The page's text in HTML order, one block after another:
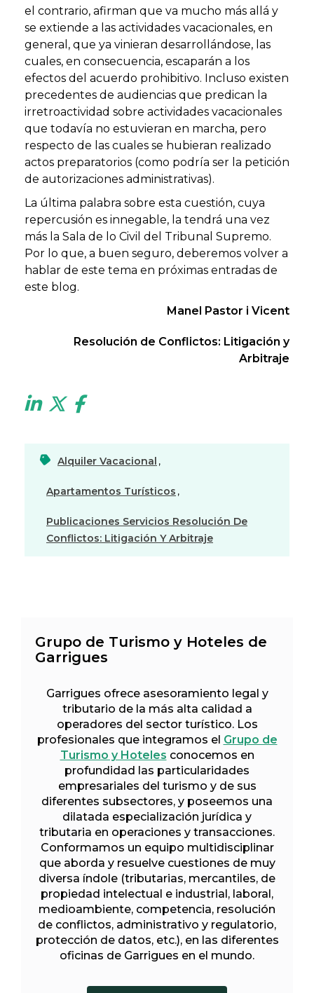
el contrario, afirman que va mucho más allá y
se extiende a las actividades vacacionales, en
general, que ya vinieran desarrollándose, las
cuales, en consecuencia, escaparán a los
efectos del acuerdo prohibitivo. Incluso existen
precedentes de audiencias que predican la
irretroactividad sobre actividades vacacionales
que todavía no estuvieran en marcha, pero
respecto de las cuales se hubieran realizado
actos preparatorios (como podría ser la petición
de autorizaciones administrativas).
La última palabra sobre esta cuestión, cuya
repercusión es innegable, la tendrá una vez
más la Sala de lo Civil del Tribunal Supremo.
Por lo que, a buen seguro, deberemos volver a
hablar de este tema en próximas entradas de
este blog.
Manel Pastor i Vicent
Resolución de Conflictos: Litigación y
Arbitraje
Alquiler Vacacional ,
Apartamentos Turísticos ,
Publicaciones Servicios Resolución De
Conflictos: Litigación Y Arbitraje
Grupo de Turismo y Hoteles de
Garrigues
Garrigues ofrece asesoramiento legal y
tributario de la más alta calidad a
operadores del sector turístico. Los
profesionales que integramos el Grupo de
Turismo y Hoteles conocemos en
profundidad las particularidades
empresariales del turismo y de sus
diferentes subsectores, y poseemos una
dilatada especialización jurídica y
tributaria en operaciones y transacciones.
Conformamos un equipo multidisciplinar
que aborda y resuelve cuestiones de muy
diversa índole (tributarias, mercantiles, de
propiedad intelectual e industrial, laboral,
medioambiente, competencia, resolución
de conflictos, administrativo y regulatorio,
protección de datos, etc.), en las diferentes
oficinas de Garrigues en el mundo.